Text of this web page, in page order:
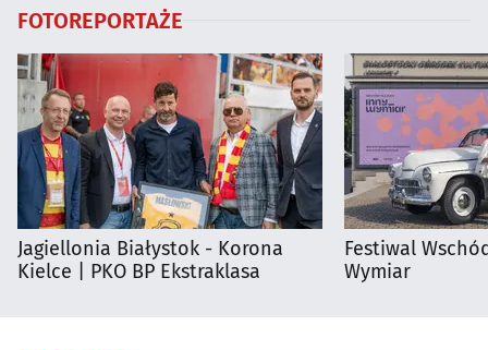
FOTOREPORTAŻE
Jagiellonia Białystok - Korona
Kielce | PKO BP Ekstraklasa
Festiwal
Wymiar